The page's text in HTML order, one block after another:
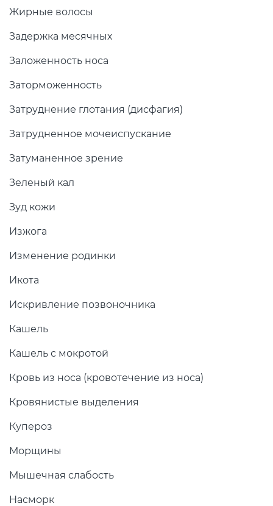
Жирные волосы
Задержка месячных
Заложенность носа
Заторможенность
Затруднение глотания (дисфагия)
Затрудненное мочеиспускание
Затуманенное зрение
Зеленый кал
Зуд кожи
Изжога
Изменение родинки
Икота
Искривление позвоночника
Кашель
Кашель с мокротой
Кровь из носа (кровотечение из носа)
Кровянистые выделения
Купероз
Морщины
Мышечная слабость
Насморк